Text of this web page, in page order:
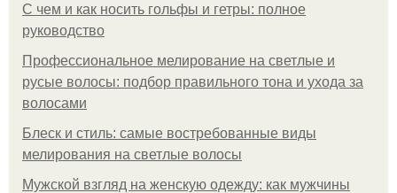
С чем и как носить гольфы и гетры: полное
руководство
Профессиональное мелирование на светлые и
русые волосы: подбор правильного тона и ухода за
волосами
Блеск и стиль: самые востребованные виды
мелирования на светлые волосы
Мужской взгляд на женскую одежду: как мужчины